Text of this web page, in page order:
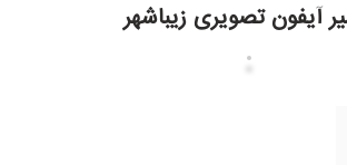
آیفون تصویری زیباشهر